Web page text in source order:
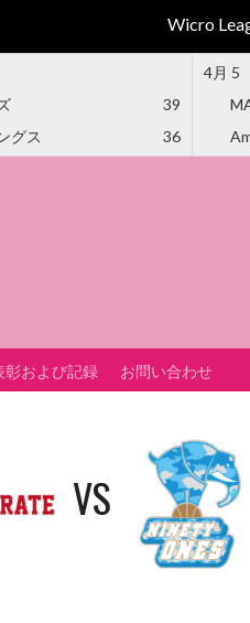
Wicro
39
グス
36
4月 5
彰および記録 お問い合わせ
VS